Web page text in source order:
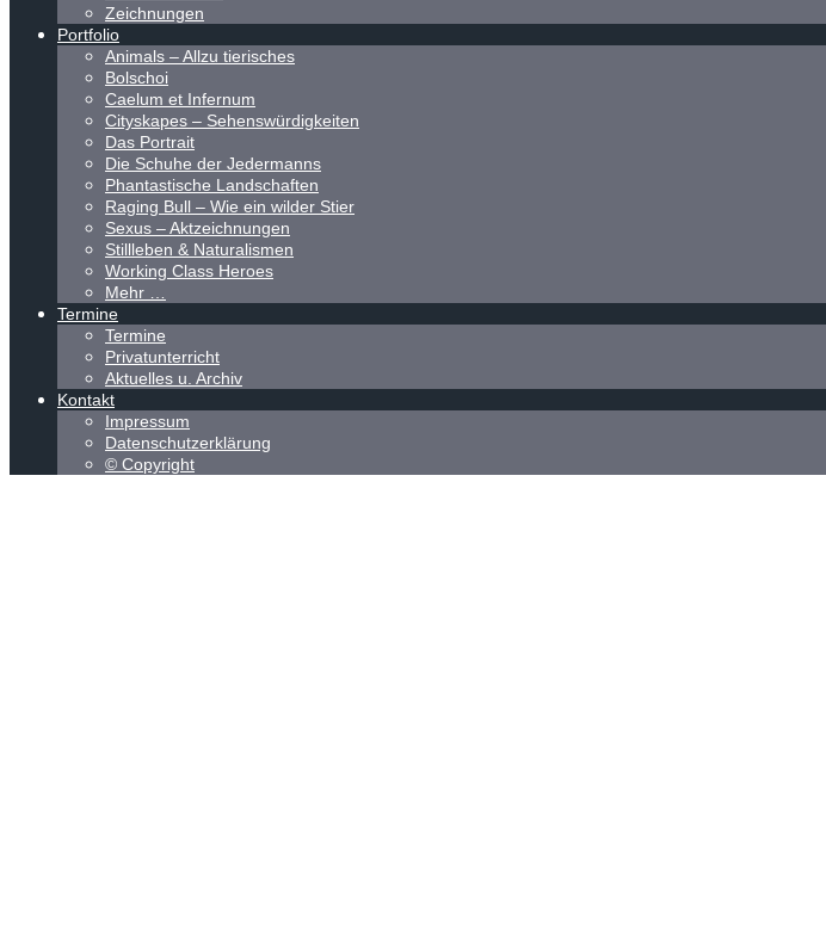
Zeichnungen
Portfolio
Animals – Allzu tierisches
Bolschoi
Caelum et Infernum
Cityskapes – Sehenswürdigkeiten
Das Portrait
Die Schuhe der Jedermanns
Phantastische Landschaften
Raging Bull – Wie ein wilder Stier
Sexus – Aktzeichnungen
Stillleben & Naturalismen
Working Class Heroes
Mehr …
Termine
Termine
Privatunterricht
Aktuelles u. Archiv
Kontakt
Impressum
Datenschutzerklärung
© Copyright